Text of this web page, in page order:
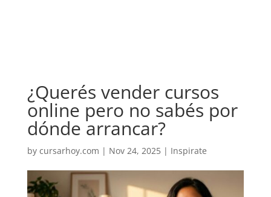
¿Querés vender cursos
online pero no sabés por
dónde arrancar?
by cursarhoy.com | Nov 24, 2025| Inspirate